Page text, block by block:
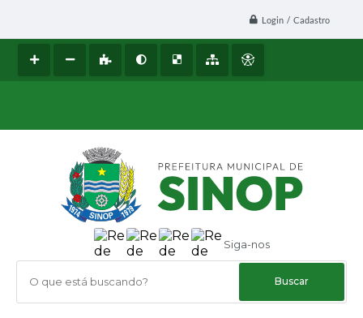
Login / Cadastro
Siga-nos
O que está buscando?